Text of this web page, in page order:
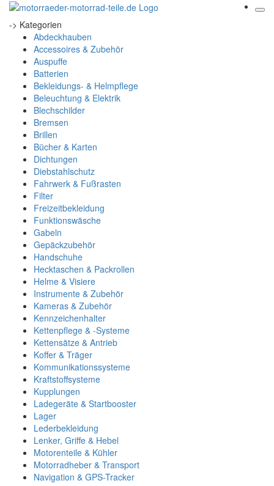
-> Kategorien
Abdeckhauben
Accessoires & Zubehör
Auspuffe
Batterien
Bekleidungs- & Helmpflege
Beleuchtung & Elektrik
Blechschilder
Bremsen
Brillen
Bücher & Karten
Dichtungen
Diebstahlschutz
Fahrwerk & Fußrasten
Filter
Freizeitbekleidung
Funktionswäsche
Gabeln
Gepäckzubehör
Handschuhe
Hecktaschen & Packrollen
Helme & Visiere
Instrumente & Zubehör
Kameras & Zubehör
Kennzeichenhalter
Kettenpflege & -Systeme
Kettensätze & Antrieb
Koffer & Träger
Kommunikationssysteme
Kraftstoffsysteme
Kupplungen
Ladegeräte & Startbooster
Lager
Lederbekleidung
Lenker, Griffe & Hebel
Motorenteile & Kühler
Motorradheber & Transport
Navigation & GPS-Tracker